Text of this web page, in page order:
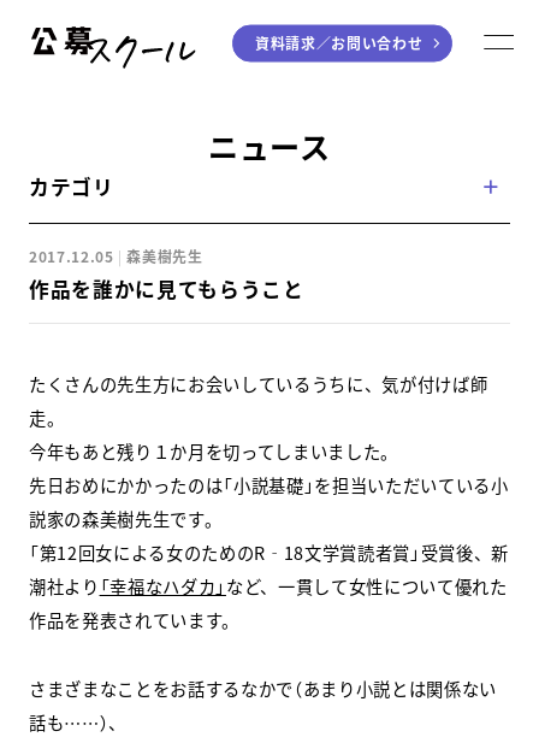
ジャンルから探す
小説
エッセイ
童話
ライティング
音楽（作詞・作曲）
学び方から探す
デジタル講座
入門・実践講座
個別指南講座
スクールマガジン
受講の流れ
資料請求／お問い合わせ
ニュース
カテゴリ
2017.12.05 森美樹先生
作品を誰かに見てもらうこと
たくさんの先生方にお会いしているうちに、気が付けば師
走。
今年もあと残り１か月を切ってしまいました。
先日おめにかかったのは「小説基礎」を担当いただいている小
説家の森美樹先生です。
「第12回女による女のためのR‐18文学賞読者賞」受賞後、新
潮社より 「幸福なハダカ」 など、一貫して女性について優れた
作品を発表されています。
さまざまなことをお話するなかで（あまり小説とは関係ない
話も……）、